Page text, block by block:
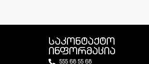
საკონტაქტო
ინფორმაცია
555 68 55 68